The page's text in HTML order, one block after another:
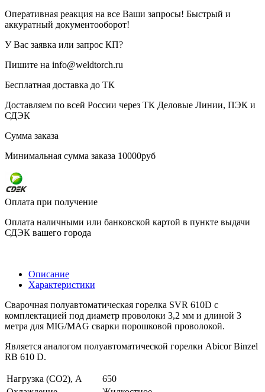
Оперативная реакция на все Ваши запросы! Быстрый и
аккуратный документооборот!
У Вас заявка или запрос КП?
Пишите на info@weldtorch.ru
Бесплатная доставка до ТК
Доставляем по всей России через ТК Деловые Линии, ПЭК и
СДЭК
Сумма заказа
Минимальная сумма заказа 10000руб
Оплата при получение
Оплата наличными или банковской картой в пункте выдачи
СДЭК вашего города
Описание
Характеристики
Сварочная полуавтоматическая горелка SVR 610D с
комплектацией под диаметр проволоки 3,2 мм и длиной 3
метра для MIG/MAG сварки порошковой проволокой.
Является аналогом полуавтоматической горелки Abicor Binzel
RB 610 D.
Нагрузка (СО2), А
650